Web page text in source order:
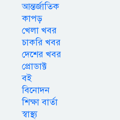
আন্তর্জাতিক
কাপড়
খেলা খবর
চাকরি খবর
দেশের খবর
প্রোডাক্ট
বই
বিনোদন
শিক্ষা বার্তা
স্বাস্থ্য